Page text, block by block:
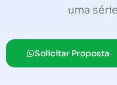
uma
Solicitar Proposta